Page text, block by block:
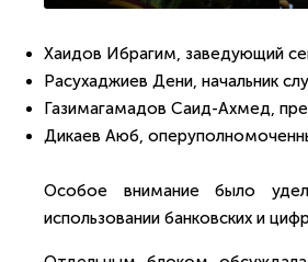
Хаидов Ибрагим, заведующий
Расухаджиев Дени, начальник
Газимагамадов Саид-Ахмед,
Дикаев Аюб,
Особое внимание было
использовании банковских и